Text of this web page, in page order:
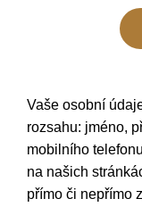
Vaše osobní
rozsahu: jméno,
mobilního
na našich
přímo či nepřímo